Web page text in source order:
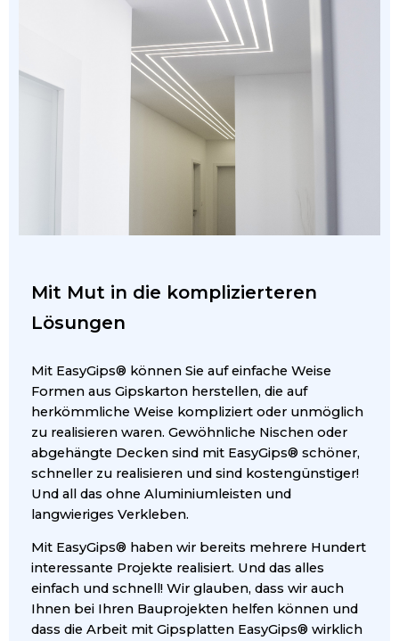
Mit Mut in die komplizierteren
Lösungen
Mit EasyGips® können Sie auf einfache Weise
Formen aus Gipskarton herstellen, die auf
herkömmliche Weise kompliziert oder unmöglich
zu realisieren waren. Gewöhnliche Nischen oder
abgehängte Decken sind mit EasyGips® schöner,
schneller zu realisieren und sind kostengünstiger!
Und all das ohne Aluminiumleisten und
langwieriges Verkleben.
Mit EasyGips® haben wir bereits mehrere Hundert
interessante Projekte realisiert. Und das alles
einfach und schnell! Wir glauben, dass wir auch
Ihnen bei Ihren Bauprojekten helfen können und
dass die Arbeit mit Gipsplatten EasyGips® wirklich